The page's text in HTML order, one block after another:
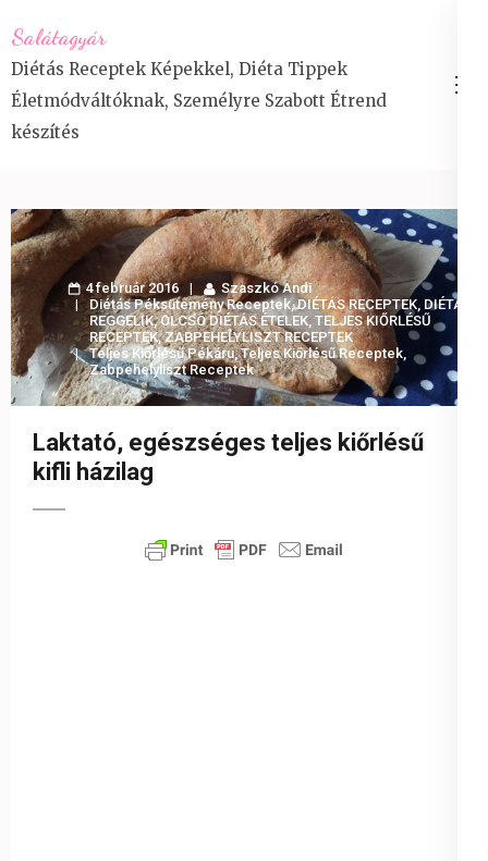
to
content
(Press
Enter)
Salátagyár
Diétás Receptek Képekkel, Diéta Tippek
Életmódváltóknak, Személyre Szabott Étrend
készítés
4 február 2016
Szaszkó Andi
Diétás Péksütemény Receptek,DIÉTÁS RECEPTEK, DIÉTÁS
REGGELIK,OLCSÓ DIÉTÁS ÉTELEK, TELJES KIŐRLÉSŰ
RECEPTEK,ZABPEHELYLISZT RECEPTEK
Teljes Kiőrlésű Pékáru,Teljes Kiőrlésű Receptek,
Zabpehelyliszt Receptek
Laktató, egészséges teljes kiőrlésű
kifli házilag